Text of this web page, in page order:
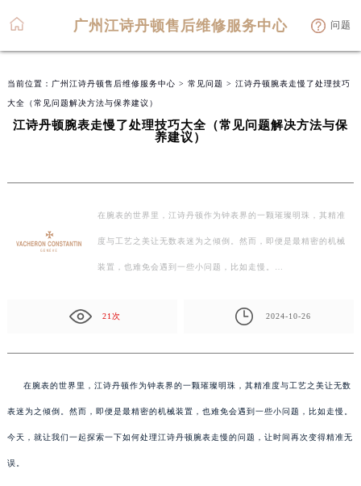
广州江诗丹顿售后维修服务中心 问题
当前位置： 广州江诗丹顿售后维修服务中心 > 常见问题 > 江诗丹顿腕表走慢了处理技巧
大全（常见问题解决方法与保养建议）
江诗丹顿腕表走慢了处理技巧大全（常见问题解决方法与保
养建议）
在腕表的世界里，江诗丹顿作为钟表界的一颗璀璨明珠，其精准
度与工艺之美让无数表迷为之倾倒。然而，即便是最精密的机械
装置，也难免会遇到一些小问题，比如走慢。…
21次 2024-10-26
在腕表的世界里，江诗丹顿作为钟表界的一颗璀璨明珠，其精准度与工艺之美让无数
表迷为之倾倒。然而，即便是最精密的机械装置，也难免会遇到一些小问题，比如走慢。
今天，就让我们一起探索一下如何处理江诗丹顿腕表走慢的问题，让时间再次变得精准无
误。